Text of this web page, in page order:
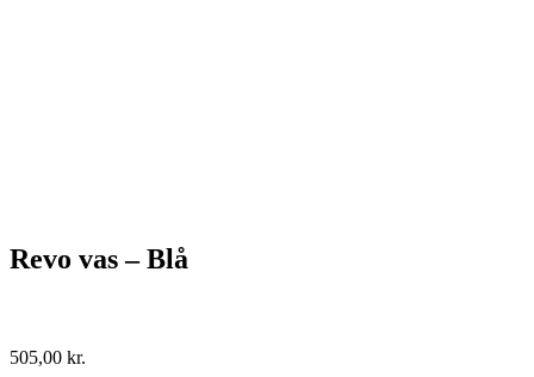
Revo vas – Blå
505,00 kr.